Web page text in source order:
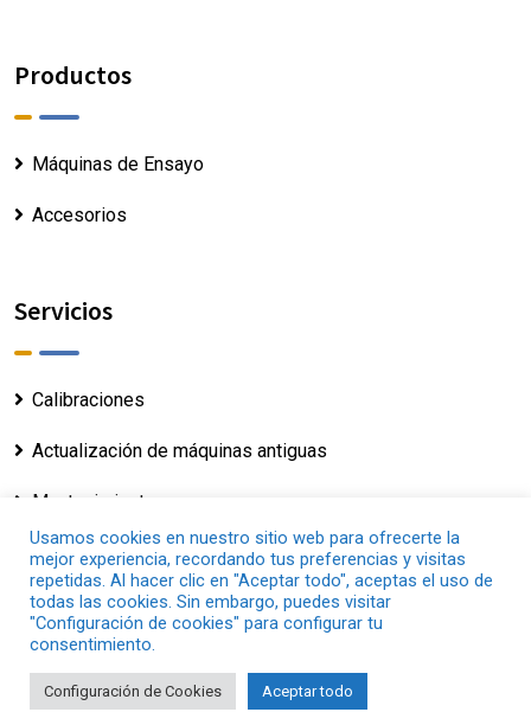
Productos
Máquinas de Ensayo
Accesorios
Servicios
Calibraciones
Actualización de máquinas antiguas
Mantenimiento
Copyright © 2025 - Servosis.com |Aviso Legal
Usamos cookies en nuestro sitio web para ofrecerte la
mejor experiencia, recordando tus preferencias y visitas
repetidas. Al hacer clic en "Aceptar todo", aceptas el uso de
todas las cookies. Sin embargo, puedes visitar
"Configuración de cookies" para configurar tu
consentimiento.
Configuración de Cookies Aceptar todo